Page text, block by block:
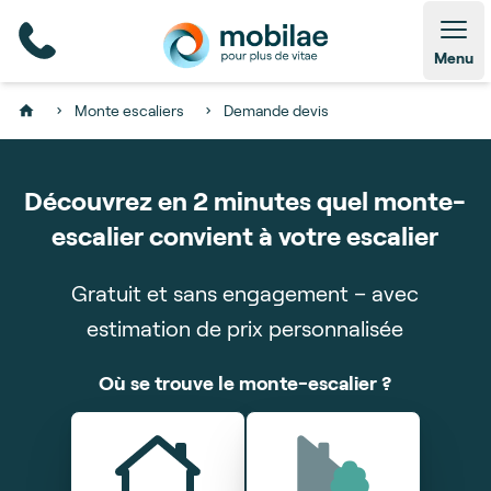
Menu
Home Monte escaliers Demande devis
Découvrez en 2 minutes quel monte-
escalier convient à votre escalier
Gratuit et sans engagement – avec
estimation de prix personnalisée
Où se trouve le monte-escalier ?
Quels sont vos escaliers ?
Nombre d'étages
Quel poids le monte-escalier doit-il pouvoir
supporter ?
Nous traiterons vos réponses
Un moment, s'il vous plaît
Obtenez un aperçu et un devis sans engagement
pour votre monte-escalier idéal
Monsieur Madame